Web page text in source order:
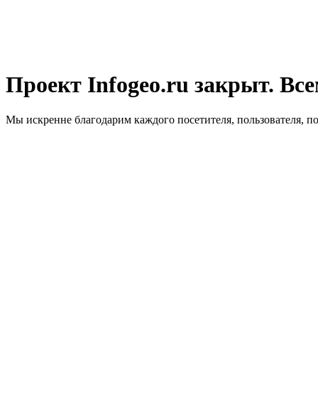
Проект Infogeo.ru закрыт.
Мы искренне благодарим каждого посетителя, пользователя,